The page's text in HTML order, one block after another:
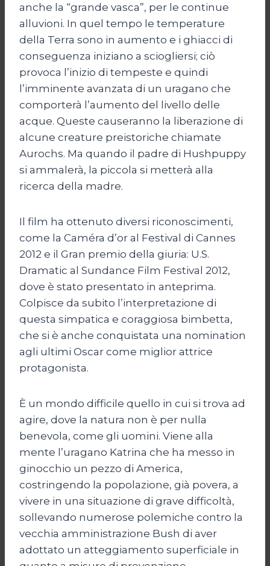
anche la “grande vasca”, per le continue
alluvioni. In quel tempo le temperature
della Terra sono in aumento e i ghiacci di
conseguenza iniziano a sciogliersi; ciò
provoca l’inizio di tempeste e quindi
l’imminente avanzata di un uragano che
comporterà l’aumento del livello delle
acque. Queste causeranno la liberazione di
alcune creature preistoriche chiamate
Aurochs. Ma quando il padre di Hushpuppy
si ammalerà, la piccola si metterà alla
ricerca della madre.
Il film ha ottenuto diversi riconoscimenti,
come la Caméra d’or al Festival di Cannes
2012 e il Gran premio della giuria: U.S.
Dramatic al Sundance Film Festival 2012,
dove è stato presentato in anteprima.
Colpisce da subito l’interpretazione di
questa simpatica e coraggiosa bimbetta,
che si è anche conquistata una nomination
agli ultimi Oscar come miglior attrice
protagonista.
È un mondo difficile quello in cui si trova ad
agire, dove la natura non è per nulla
benevola, come gli uomini. Viene alla
mente l’uragano Katrina che ha messo in
ginocchio un pezzo di America,
costringendo la popolazione, già povera, a
vivere in una situazione di grave difficoltà,
sollevando numerose polemiche contro la
vecchia amministrazione Bush di aver
adottato un atteggiamento superficiale in